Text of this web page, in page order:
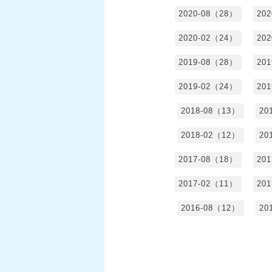
2020-08（28）
2020-02（24）
2019-08（28）
2019-02（24）
2018-08（13）
2018-02（12）
2017-08（18）
2017-02（11）
2016-08（12）